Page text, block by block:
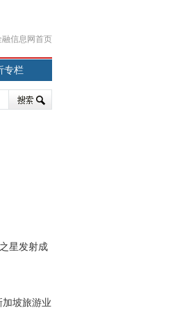
信息网首页
专栏
星发射成
加坡旅游业